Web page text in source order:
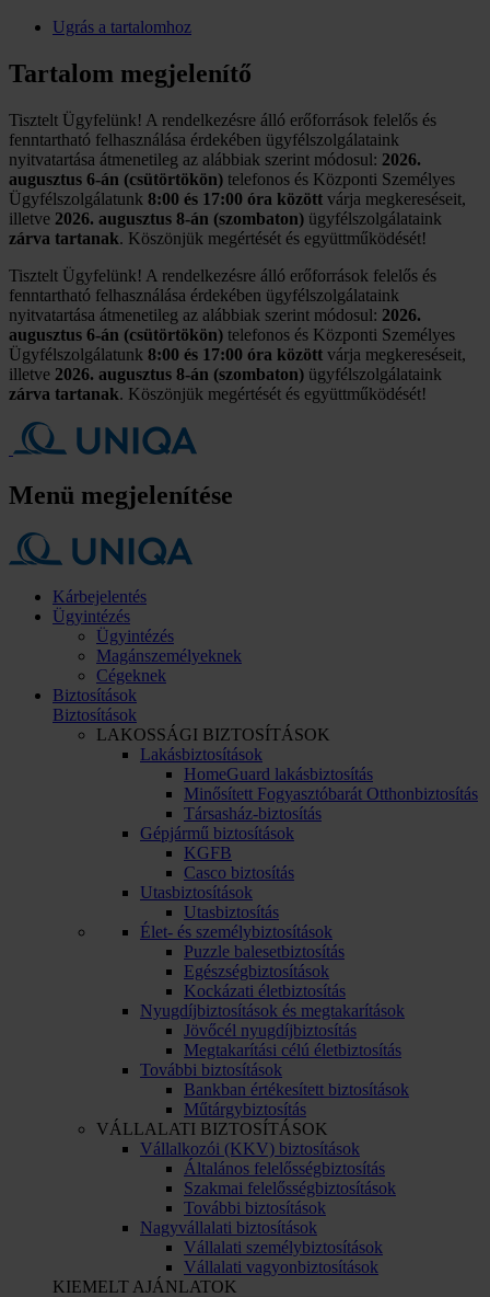
Ugrás a tartalomhoz
Tartalom megjelenítő
Tisztelt Ügyfelünk! A rendelkezésre álló erőforrások felelős és
fenntartható felhasználása érdekében ügyfélszolgálataink
nyitvatartása átmenetileg az alábbiak szerint módosul: 2026.
augusztus 6-án (csütörtökön) telefonos és Központi Személyes
Ügyfélszolgálatunk 8:00 és 17:00 óra között várja megkereséseit,
illetve 2026. augusztus 8-án (szombaton) ügyfélszolgálataink
zárva tartanak. Köszönjük megértését és együttműködését!
Tisztelt Ügyfelünk! A rendelkezésre álló erőforrások felelős és
fenntartható felhasználása érdekében ügyfélszolgálataink
nyitvatartása átmenetileg az alábbiak szerint módosul: 2026.
augusztus 6-án (csütörtökön) telefonos és Központi Személyes
Ügyfélszolgálatunk 8:00 és 17:00 óra között várja megkereséseit,
illetve 2026. augusztus 8-án (szombaton) ügyfélszolgálataink
zárva tartanak. Köszönjük megértését és együttműködését!
Menü megjelenítése
Kárbejelentés
Ügyintézés
Ügyintézés
Magánszemélyeknek
Cégeknek
Biztosítások
Biztosítások
LAKOSSÁGI BIZTOSÍTÁSOK
Lakásbiztosítások
HomeGuard lakásbiztosítás
Minősített Fogyasztóbarát Otthonbiztosítás
Társasház-biztosítás
Gépjármű biztosítások
KGFB
Casco biztosítás
Utasbiztosítások
Utasbiztosítás
Élet- és személybiztosítások
Puzzle balesetbiztosítás
Egészségbiztosítások
Kockázati életbiztosítás
Nyugdíjbiztosítások és megtakarítások
Jövőcél nyugdíjbiztosítás
Megtakarítási célú életbiztosítás
További biztosítások
Bankban értékesített biztosítások
Műtárgybiztosítás
VÁLLALATI BIZTOSÍTÁSOK
Vállalkozói (KKV) biztosítások
Általános felelősségbiztosítás
Szakmai felelősségbiztosítások
További biztosítások
Nagyvállalati biztosítások
Vállalati személybiztosítások
Vállalati vagyonbiztosítások
KIEMELT AJÁNLATOK